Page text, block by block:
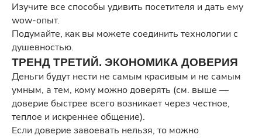
Изучите все способы удивить посетителя и дать ему
wow-опыт.
Подумайте, как вы можете соединить технологии с
душевностью.
ТРЕНД ТРЕТИЙ. ЭКОНОМИКА ДОВЕРИЯ
Деньги будут нести не самым красивым и не самым
умным, а тем, кому можно доверять (см. выше —
доверие быстрее всего возникает через честное,
теплое и искреннее общение).
Если доверие завоевать нельзя, то можно